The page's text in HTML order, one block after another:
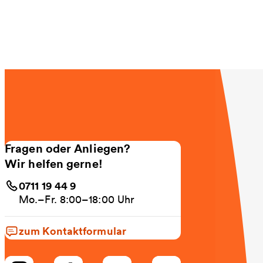
Fragen oder Anliegen?
Wir helfen gerne!
0711 19 44 9
Mo.–Fr. 8:00–18:00 Uhr
zum Kontaktformular